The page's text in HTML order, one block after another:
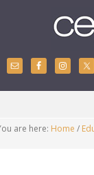
are here: Home /